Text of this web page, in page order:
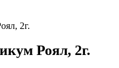
Роял, 2г.